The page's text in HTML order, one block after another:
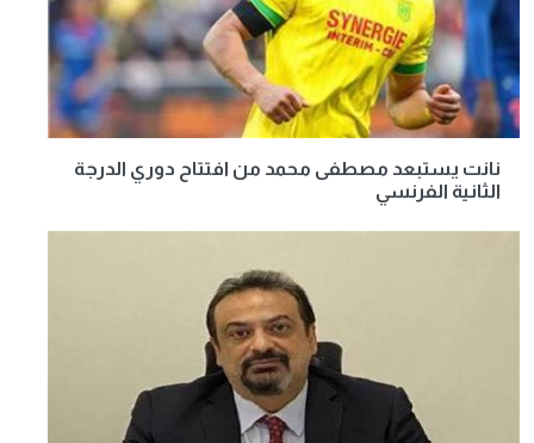
نانت يستبعد مصطفى محمد من افتتاح دوري الدرجة
الثانية الفرنسي